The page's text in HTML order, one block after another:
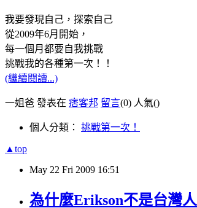
我要發現自己，探索自己
從2009年6月開始，
每一個月都要自我挑戰
挑戰我的各種第一次！！
(繼續閱讀...)
一姐爸 發表在 痞客邦 留言(0) 人氣()
個人分類： 挑戰第一次！
▲top
May 22 Fri 2009 16:51
為什麼Erikson不是台灣人